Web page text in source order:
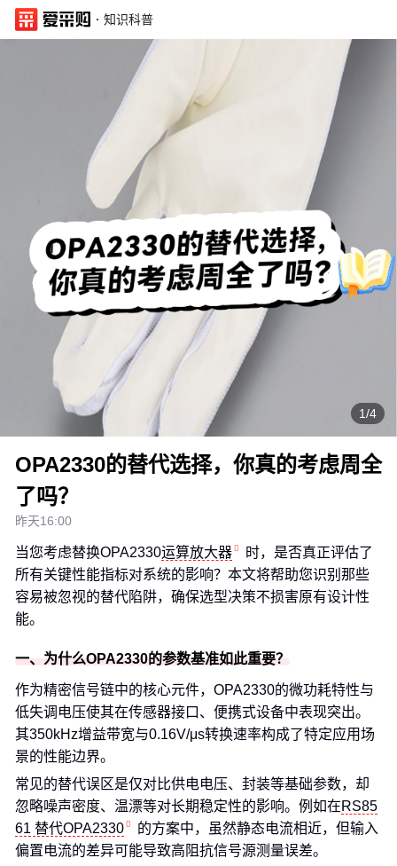
· 知识科普
1/4
OPA2330的替代选择，你真的考虑周全
了吗？
昨天16:00
当您考虑替换OPA2330运算放大器
时，是否真正评估了
所有关键性能指标对系统的影响？本文将帮助您识别那些
容易被忽视的替代陷阱，确保选型决策不损害原有设计性
能。
一、为什么OPA2330的参数基准如此重要？
作为精密信号链中的核心元件，OPA2330的微功耗特性与
低失调电压使其在传感器接口、便携式设备中表现突出。
其350kHz增益带宽与0.16V/μs转换速率构成了特定应用场
景的性能边界。
常见的替代误区是仅对比供电电压、封装等基础参数，却
忽略噪声密度、温漂等对长期稳定性的影响。例如在RS85
61 替代OPA2330
的方案中，虽然静态电流相近，但输入
偏置电流的差异可能导致高阻抗信号源测量误差。